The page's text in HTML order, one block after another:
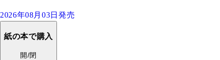
2026年08月03日発売
紙の本で購入
開/閉